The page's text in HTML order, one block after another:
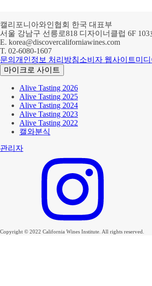
캘리포니아와인협회 한국 대표부
서울 강남구 선릉로818 디자이너클럽 6F 103
E. korea@discovercaliforniawines.com
T. 02-6080-1607
문의 개인정보 처리방침소비자 웹사이트미
마이크로 사이트
Alive Tasting 2026
Alive Tasting 2025
Alive Tasting 2024
Alive Tasting 2023
Alive Tasting 2022
캘와분식
관리자
Copyright © 2022 California Wines Institute. All rights reserved.